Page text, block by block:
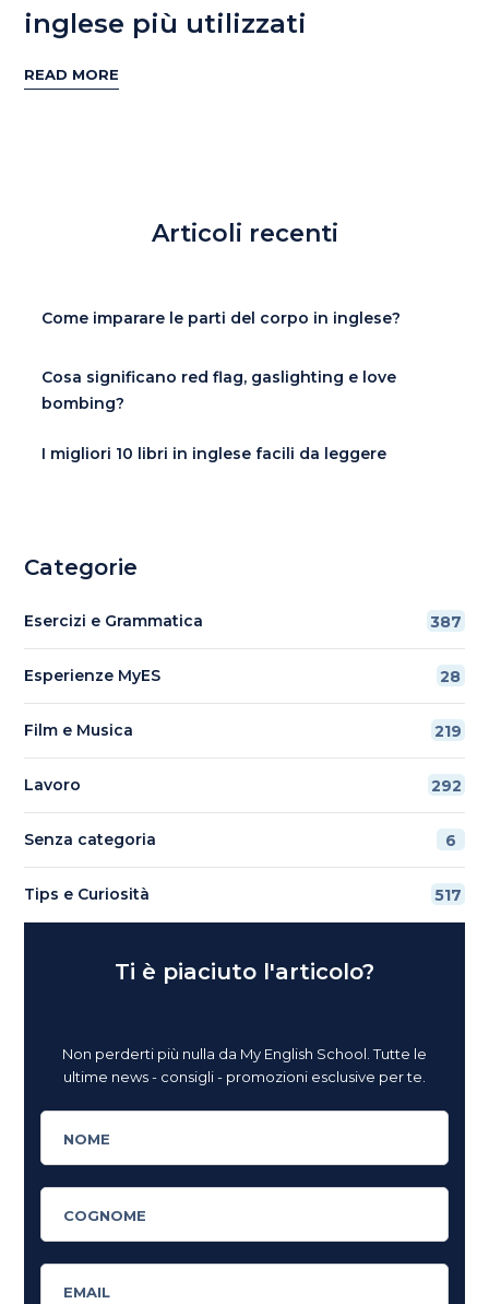
inglese più utilizzati
READ MORE
Articoli recenti
Come imparare le parti del corpo in inglese?
Cosa significano red flag, gaslighting e love
bombing?
I migliori 10 libri in inglese facili da leggere
Categorie
Esercizi e Grammatica 387
Esperienze MyES 28
Film e Musica 219
Lavoro 292
Senza categoria 6
Tips e Curiosità 517
Ti è piaciuto l'articolo?
Non perderti più nulla da My English School. Tutte le
ultime news - consigli - promozioni esclusive per te.